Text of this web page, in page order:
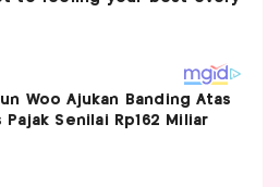
Woo Ajukan Banding Atas
Pajak Senilai Rp162 Miliar